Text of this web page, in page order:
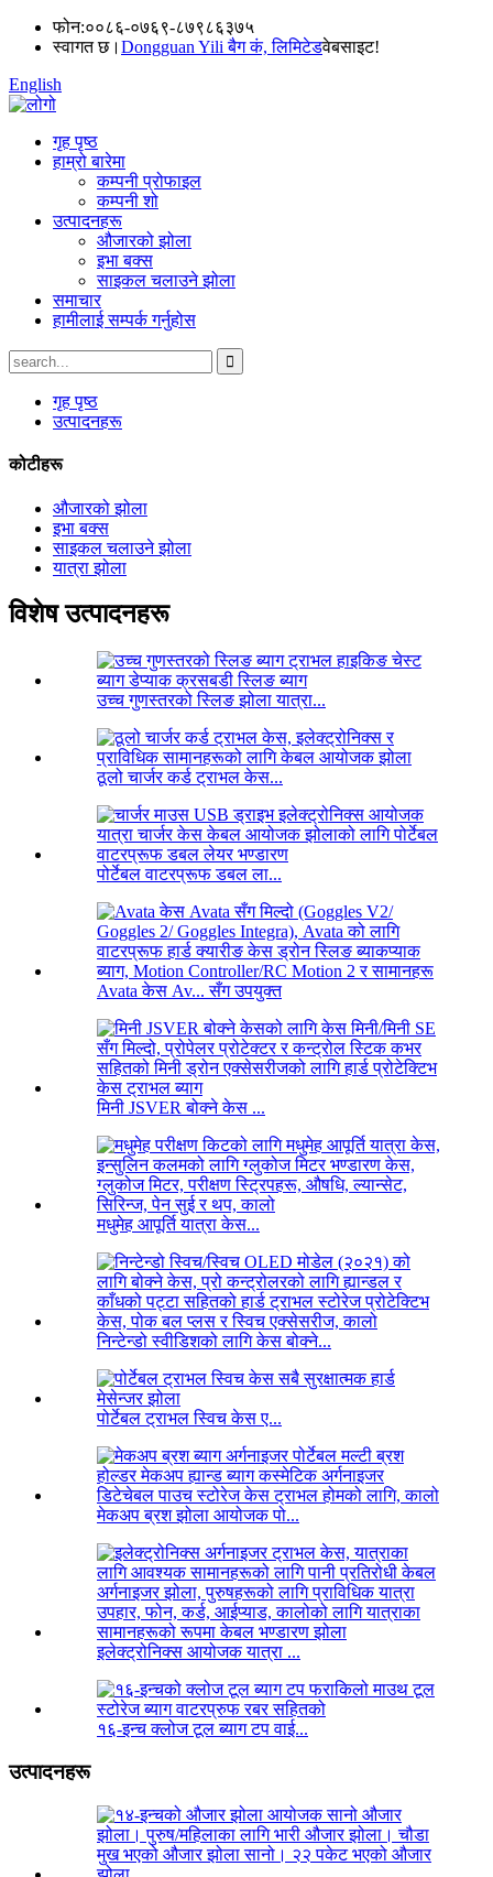
फोन:००८६-०७६९-८७९८६३७५
स्वागत छ। Dongguan Yili बैग कं, लिमिटेडवेबसाइट!
English
गृह पृष्ठ
हाम्रो बारेमा
कम्पनी प्रोफाइल
कम्पनी शो
उत्पादनहरू
औजारको झोला
इभा बक्स
साइकल चलाउने झोला
समाचार
हामीलाई सम्पर्क गर्नुहोस
गृह पृष्ठ
उत्पादनहरू
कोटीहरू
औजारको झोला
इभा बक्स
साइकल चलाउने झोला
यात्रा झोला
विशेष उत्पादनहरू
उच्च गुणस्तरको स्लिङ झोला यात्रा...
ठूलो चार्जर कर्ड ट्राभल केस...
पोर्टेबल वाटरप्रूफ डबल ला...
Avata केस Av... सँग उपयुक्त
मिनी JSVER बोक्ने केस ...
मधुमेह आपूर्ति यात्रा केस...
निन्टेन्डो स्वीडिशको लागि केस बोक्ने...
पोर्टेबल ट्राभल स्विच केस ए...
मेकअप ब्रश झोला आयोजक पो...
इलेक्ट्रोनिक्स आयोजक यात्रा ...
१६-इन्च क्लोज टूल ब्याग टप वाई...
उत्पादनहरू